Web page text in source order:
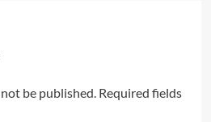
be published. Required fields